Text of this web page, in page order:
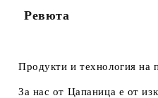
Ревюта
Продукти и технология на
За нас от Цапаница е от